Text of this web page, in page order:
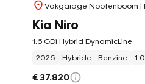
Vakgarage Nootenboom |
Kia Niro
1.6 GDi Hybrid DynamicLine
2026
Hybride - Benzine
€ 37.820